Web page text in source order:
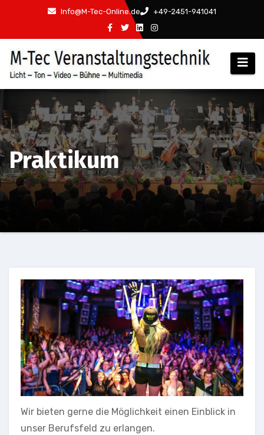
springen
Info@M-Tec-Online.de +49-2451-941041
Praktikum
Wir bieten gerne die Möglichkeit einen Einblick in
unser Berufsfeld zu erlangen.